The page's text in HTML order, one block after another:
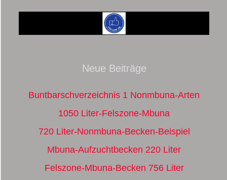
Neue Beiträge
Buntbarschverzeichnis 1 Nonmbuna-Arten
1050 Liter-Felszone-Mbuna
720 Liter-Nonmbuna-Becken-Beispiel
Mbuna-Aufzuchtbecken 220 Liter
Felszone-Mbuna-Becken 756 Liter